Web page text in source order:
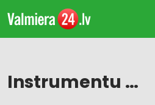
Instrumentu un darbarīku vairumtirdzniecība